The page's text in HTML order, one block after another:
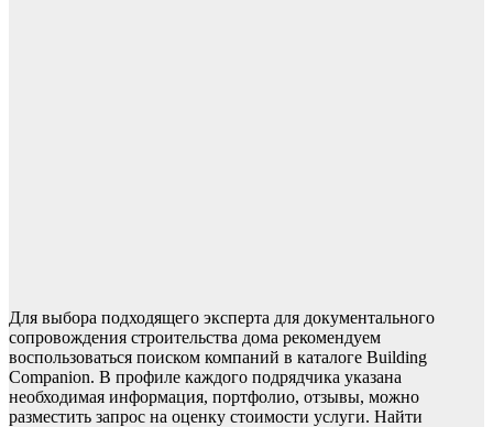
Для выбора подходящего эксперта для документального
сопровождения строительства дома рекомендуем
воспользоваться поиском компаний в каталоге Building
Companion. В профиле каждого подрядчика указана
необходимая информация, портфолио, отзывы, можно
разместить запрос на оценку стоимости услуги. Найти